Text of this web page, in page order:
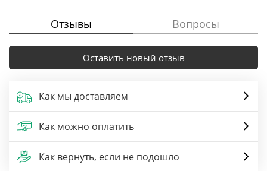
Отзывы Вопросы
Оставить новый отзыв
Как мы доставляем
Как можно оплатить
Как вернуть, если не подошло